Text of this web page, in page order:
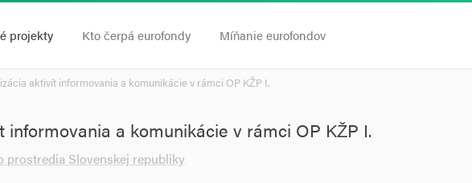
projekty Kto čerpá eurofondy Míňanie eurofondov
aktivít informovania a komunikácie v rámci OP KŽP I.
informovania a komunikácie v rámci OP KŽP I.
Slovenskej republiky